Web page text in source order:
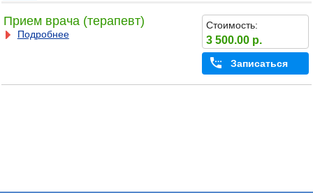
Прием врача (терапевт)
Подробнее
Стоимость:
3 500.00 р.
Записаться